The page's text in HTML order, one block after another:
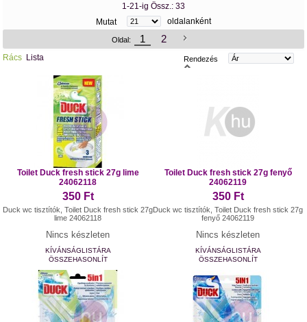
1-21-ig Össz.: 33
Mutat
oldalanként
Oldal: 1 2
Rács Lista Rendezés
Toilet Duck fresh stick 27g lime
24062118
350 Ft
Duck wc tisztítók, Toilet Duck fresh stick 27g
lime 24062118
Nincs készleten
KÍVÁNSÁGLISTÁRA
ÖSSZEHASONLÍT
Toilet Duck fresh stick 27g fenyő
24062119
350 Ft
Duck wc tisztítók, Toilet Duck fresh stick 27g
fenyő 24062119
Nincs készleten
KÍVÁNSÁGLISTÁRA
ÖSSZEHASONLÍT